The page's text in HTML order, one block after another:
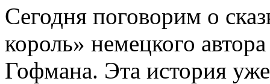
Сегодня поговорим о
король» немецкого
Гофмана. Эта история